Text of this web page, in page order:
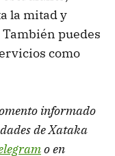
la mitad y
puedes
como
informado
de Xataka
o en